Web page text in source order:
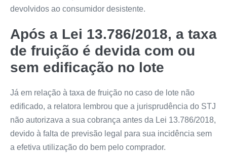
devolvidos ao consumidor desistente.
Após a Lei 13.786/2018, a taxa
de fruição é devida com ou
sem edificação no lote
Já em relação à taxa de fruição no caso de lote não
edificado, a relatora lembrou que a jurisprudência do STJ
não autorizava a sua cobrança antes da Lei 13.786/2018,
devido à falta de previsão legal para sua incidência sem
a efetiva utilização do bem pelo comprador.